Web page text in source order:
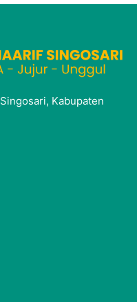
Kabupaten